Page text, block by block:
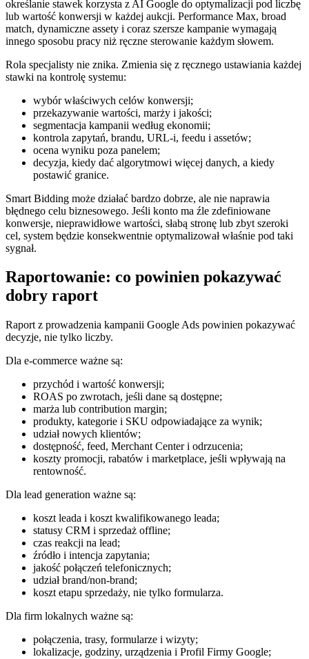
określanie stawek korzysta z AI Google do optymalizacji pod liczbę
lub wartość konwersji w każdej aukcji. Performance Max, broad
match, dynamiczne assety i coraz szersze kampanie wymagają
innego sposobu pracy niż ręczne sterowanie każdym słowem.
Rola specjalisty nie znika. Zmienia się z ręcznego ustawiania każdej
stawki na kontrolę systemu:
wybór właściwych celów konwersji;
przekazywanie wartości, marży i jakości;
segmentacja kampanii według ekonomii;
kontrola zapytań, brandu, URL-i, feedu i assetów;
ocena wyniku poza panelem;
decyzja, kiedy dać algorytmowi więcej danych, a kiedy
postawić granice.
Smart Bidding może działać bardzo dobrze, ale nie naprawia
błędnego celu biznesowego. Jeśli konto ma źle zdefiniowane
konwersje, nieprawidłowe wartości, słabą stronę lub zbyt szeroki
cel, system będzie konsekwentnie optymalizował właśnie pod taki
sygnał.
Raportowanie: co powinien pokazywać
dobry raport
Raport z prowadzenia kampanii Google Ads powinien pokazywać
decyzje, nie tylko liczby.
Dla e-commerce ważne są:
przychód i wartość konwersji;
ROAS po zwrotach, jeśli dane są dostępne;
marża lub contribution margin;
produkty, kategorie i SKU odpowiadające za wynik;
udział nowych klientów;
dostępność, feed, Merchant Center i odrzucenia;
koszty promocji, rabatów i marketplace, jeśli wpływają na
rentowność.
Dla lead generation ważne są:
koszt leada i koszt kwalifikowanego leada;
statusy CRM i sprzedaż offline;
czas reakcji na lead;
źródło i intencja zapytania;
jakość połączeń telefonicznych;
udział brand/non-brand;
koszt etapu sprzedaży, nie tylko formularza.
Dla firm lokalnych ważne są:
połączenia, trasy, formularze i wizyty;
lokalizacje, godziny, urządzenia i Profil Firmy Google;